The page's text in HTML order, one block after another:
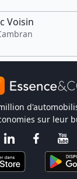
Voisin
sur leur